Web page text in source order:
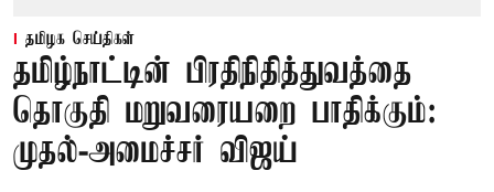
தமிழக செய்திகள்
தமிழ்நாட்டின் பிரதிநிதித்துவத்தை
தொகுதி மறுவரையறை பாதிக்கும்:
முதல்-அமைச்சர் விஜய்